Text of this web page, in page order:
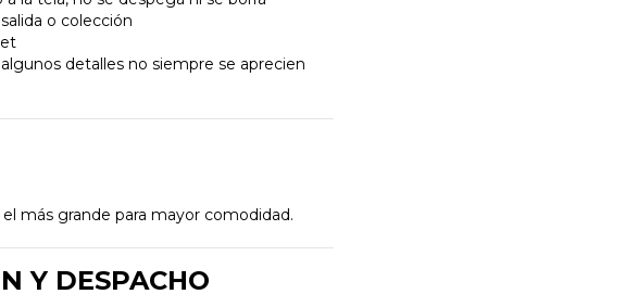
o colección
detalles no siempre se aprecien
más grande para mayor comodidad.
Y DESPACHO